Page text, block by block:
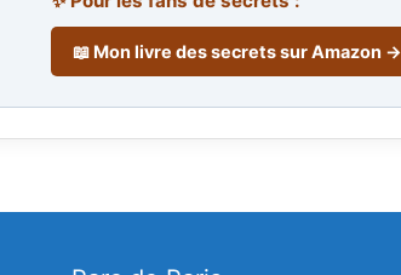
📖 Mon livre des secrets sur Amazon →